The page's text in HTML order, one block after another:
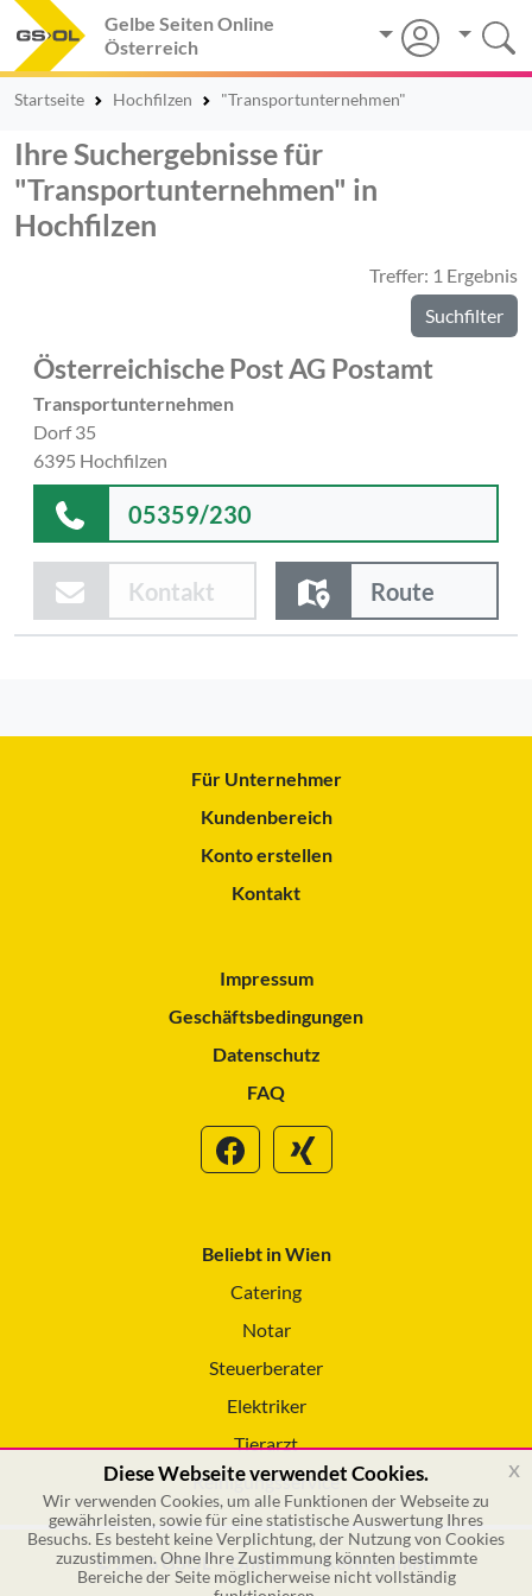
Gelbe Seiten Online
Österreich
Startseite Hochfilzen "Transportunternehmen"
Ihre Suchergebnisse für
"Transportunternehmen" in
Hochfilzen
Treffer: 1 Ergebnis
Suchfilter
Österreichische Post AG Postamt
Transportunternehmen
Dorf 35
6395 Hochfilzen
05359/230
Kontakt Route
Für Unternehmer
Kundenbereich
Konto erstellen
Kontakt
Impressum
Geschäftsbedingungen
Datenschutz
FAQ
Beliebt in Wien
Catering
Notar
Steuerberater
Elektriker
Tierarzt
Reinigungsservice
© 2026 GSOL – Online Marketing GmbH
Diese Webseite verwendet Cookies.
Wir verwenden Cookies, um alle Funktionen der Webseite zu
gewährleisten, sowie für eine statistische Auswertung Ihres
Besuchs. Es besteht keine Verplichtung, der Nutzung von Cookies
zuzustimmen. Ohne Ihre Zustimmung könnten bestimmte
Bereiche der Seite möglicherweise nicht vollständig
x